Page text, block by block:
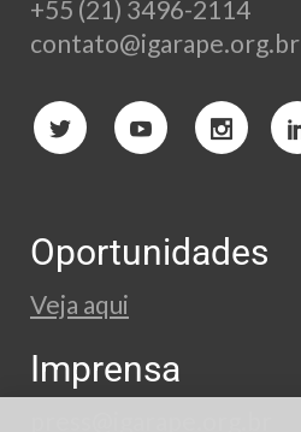
+55 (21) 3496-2114
contato@igarape.org.br
Oportunidades
Veja aqui
Imprensa